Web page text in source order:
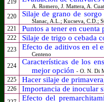
219
A. Romero, J. Mattera, A.
220 Silaje de grano de
Slanac, A.L.; Kucseva, C.D.;
221 Puntos a tener en cuenta
222 Silaje de trigo o cebada
223 Efecto de aditivos en el
Centeno
224
Características de los
mejor opción - O. N. Di
225 Hacer silaje de
226 Importancia de inocular
Efecto del